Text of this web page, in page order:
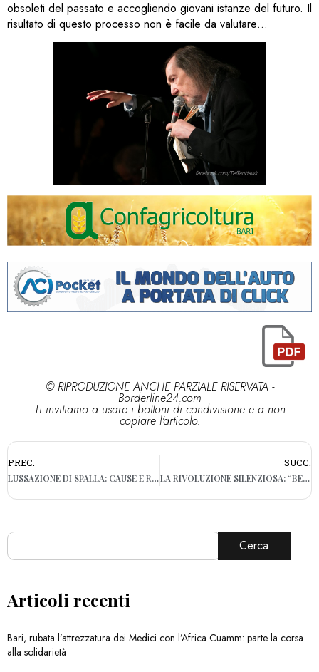
obsoleti del passato e accogliendo giovani istanze del futuro. Il
risultato di questo processo non è facile da valutare…
© RIPRODUZIONE ANCHE PARZIALE RISERVATA -
Borderline24.com
Ti invitiamo a usare i bottoni di condivisione e a non
copiare l'articolo.
PREC.
LUSSAZIONE DI SPALLA: CAUSE E RIMEDI
SUCC.
LA RIVOLUZIONE SILENZIOSA: “BEFORE SUNRISE”, IL FILM ROMANTICO CHE PIACE AI CINEFILI
Cerca
Articoli recenti
Bari, rubata l’attrezzatura dei Medici con l’Africa Cuamm: parte la corsa
alla solidarietà